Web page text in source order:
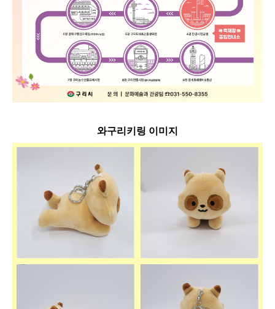
와구리키링 이미지